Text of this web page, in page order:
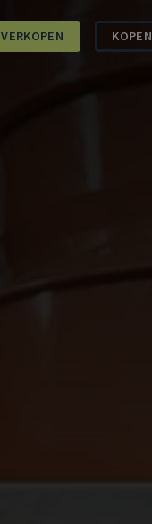
VERKOPEN KOPEN